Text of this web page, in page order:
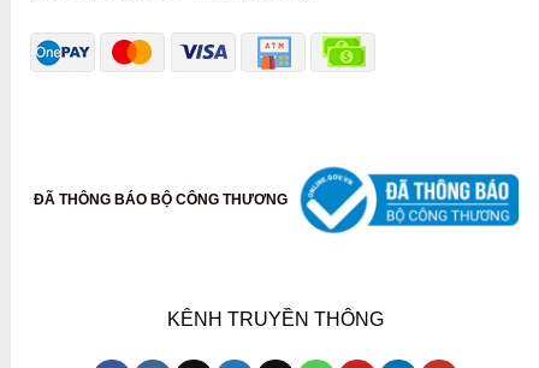
ĐÃ THÔNG BÁO BỘ CÔNG THƯƠNG
KÊNH TRUYỀN THÔNG